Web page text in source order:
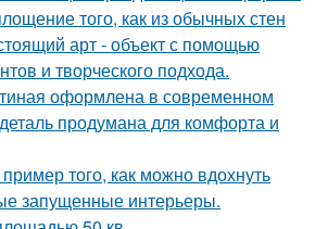
того, как из обычных стен
арт - объект с помощью
и творческого подхода.
оформлена в современном
продумана для комфорта и
того, как можно вдохнуть
запущенные интерьеры.